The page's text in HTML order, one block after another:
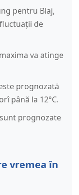
pentru Blaj,
de
va atinge
prognozată
până la 12°C.
prognozate
vremea în